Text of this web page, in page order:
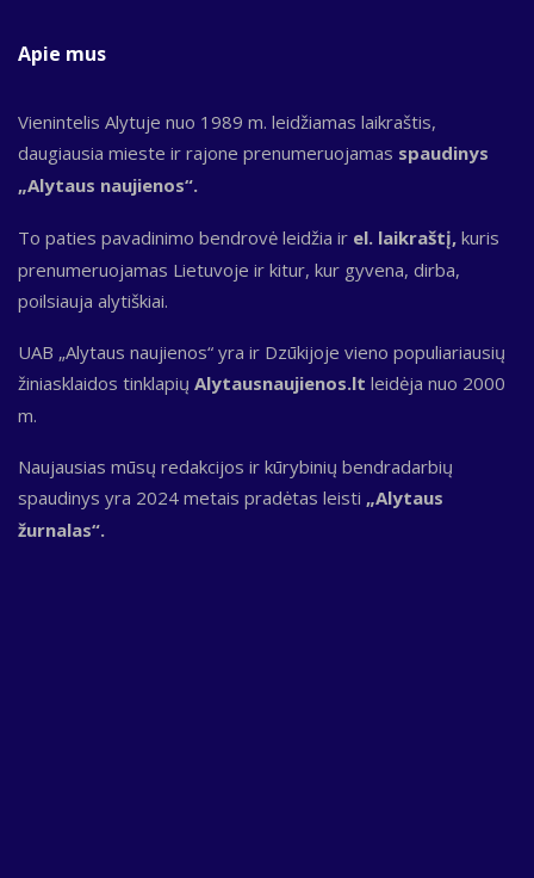
Apie mus
Vienintelis Alytuje nuo 1989 m. leidžiamas laikraštis,
daugiausia mieste ir rajone prenumeruojamas spaudinys
„Alytaus naujienos“.
To paties pavadinimo bendrovė leidžia ir el. laikraštį, kuris
prenumeruojamas Lietuvoje ir kitur, kur gyvena, dirba,
poilsiauja alytiškiai.
UAB „Alytaus naujienos“ yra ir Dzūkijoje vieno populiariausių
žiniasklaidos tinklapių Alytausnaujienos.lt leidėja nuo 2000
m.
Naujausias mūsų redakcijos ir kūrybinių bendradarbių
spaudinys yra 2024 metais pradėtas leisti „Alytaus
žurnalas“.